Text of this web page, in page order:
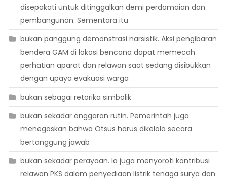
disepakati untuk ditinggalkan demi perdamaian dan
pembangunan. Sementara itu
bukan panggung demonstrasi narsistik. Aksi pengibaran
bendera GAM di lokasi bencana dapat memecah
perhatian aparat dan relawan saat sedang disibukkan
dengan upaya evakuasi warga
bukan sebagai retorika simbolik
bukan sekadar anggaran rutin. Pemerintah juga
menegaskan bahwa Otsus harus dikelola secara
bertanggung jawab
bukan sekadar perayaan. Ia juga menyoroti kontribusi
relawan PKS dalam penyediaan listrik tenaga surya dan